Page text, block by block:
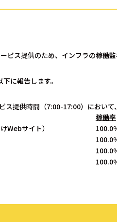
ビス提供のため、インフラの稼働監
に報告します。
ス提供時間（7:00-17:00）において
稼働率
Webサイト）